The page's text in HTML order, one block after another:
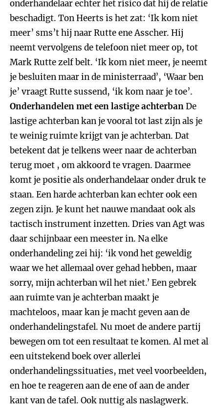
onderhandelaar echter het risico dat hij de relatie
beschadigt. Ton Heerts is het zat: ‘Ik kom niet
meer’ sms’t hij naar Rutte ene Asscher. Hij
neemt vervolgens de telefoon niet meer op, tot
Mark Rutte zelf belt. ‘Ik kom niet meer, je neemt
je besluiten maar in de ministerraad’, ‘Waar ben
je’ vraagt Rutte sussend, ‘ik kom naar je toe’.
Onderhandelen met een lastige achterbanDe
lastige achterban kan je vooral tot last zijn als je
te weinig ruimte krijgt van je achterban. Dat
betekent dat je telkens weer naar de achterban
terug moet , om akkoord te vragen. Daarmee
komt je positie als onderhandelaar onder druk te
staan. Een harde achterban kan echter ook een
zegen zijn. Je kunt het nauwe mandaat ook als
tactisch instrument inzetten. Dries van Agt was
daar schijnbaar een meester in. Na elke
onderhandeling zei hij: ‘ik vond het geweldig
waar we het allemaal over gehad hebben, maar
sorry, mijn achterban wil het niet.’ Een gebrek
aan ruimte van je achterban maakt je
machteloos, maar kan je macht geven aan de
onderhandelingstafel. Nu moet de andere partij
bewegen om tot een resultaat te komen. Al met al
een uitstekend boek over allerlei
onderhandelingssituaties, met veel voorbeelden,
en hoe te reageren aan de ene of aan de ander
kant van de tafel. Ook nuttig als naslagwerk.